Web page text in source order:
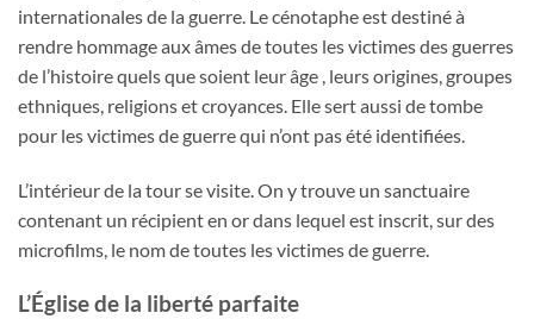
internationales de la guerre. Le cénotaphe est destiné à
rendre hommage aux âmes de toutes les victimes des guerres
de l’histoire quels que soient leur âge , leurs origines, groupes
ethniques, religions et croyances. Elle sert aussi de tombe
pour les victimes de guerre qui n’ont pas été identifiées.
L’intérieur de la tour se visite. On y trouve un sanctuaire
contenant un récipient en or dans lequel est inscrit, sur des
microfilms, le nom de toutes les victimes de guerre.
L’Église de la liberté parfaite